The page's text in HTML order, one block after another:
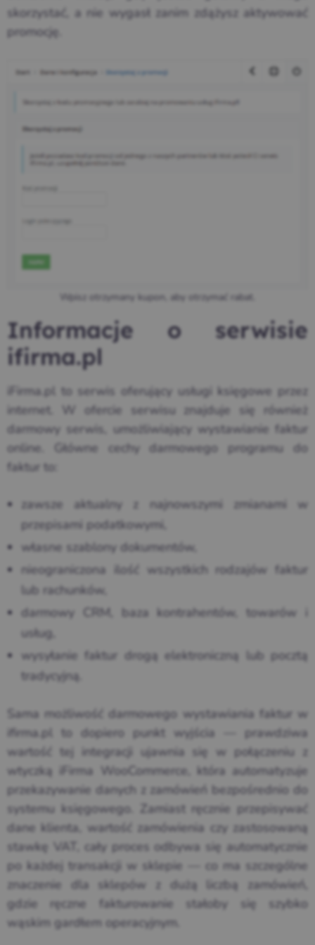
skorzystać, a nie wygasł zanim zdążysz aktywować
promocję.
Wpisz otrzymany kupon, aby otrzymać rabat.
Informacje o serwisie
ifirma.pl
iFirma.pl to serwis oferujący usługi księgowe przez
internet. W ofercie serwisu znajduje się również
darmowy serwis, umożliwiający wystawianie faktur
online. Główne cechy darmowego programu do
faktur to:
zawsze aktualny z najnowszymi zmianami w
przepisami podatkowymi,
własne szablony dokumentów,
nieograniczona ilość wszystkich rodzajów faktur
lub rachunków,
darmowy CRM, baza kontrahentów, towarów i
usług,
wysyłanie faktur drogą elektroniczną lub pocztą
tradycyjną.
Sama możliwość darmowego wystawiania faktur w
ifirma.pl to dopiero punkt wyjścia — prawdziwa
wartość tej integracji ujawnia się w połączeniu z
wtyczką iFirma WooCommerce, która automatyzuje
przekazywanie danych z zamówień bezpośrednio do
systemu księgowego. Zamiast ręcznie przepisywać
dane klienta, wartość zamówienia czy zastosowaną
stawkę VAT, cały proces odbywa się automatycznie
po każdej transakcji w sklepie — co ma szczególne
znaczenie dla sklepów z dużą liczbą zamówień,
gdzie ręczne fakturowanie stałoby się szybko
wąskim gardłem operacyjnym.